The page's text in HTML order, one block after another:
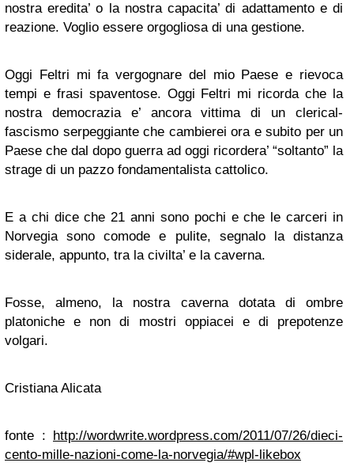
nostra eredita’ o la nostra capacita’ di adattamento e di
reazione. Voglio essere orgogliosa di una gestione.
Oggi Feltri mi fa vergognare del mio Paese e rievoca
tempi e frasi spaventose. Oggi Feltri mi ricorda che la
nostra democrazia e’ ancora vittima di un clerical-
fascismo serpeggiante che cambierei ora e subito per un
Paese che dal dopo guerra ad oggi ricordera’ “soltanto” la
strage di un pazzo fondamentalista cattolico.
E a chi dice che 21 anni sono pochi e che le carceri in
Norvegia sono comode e pulite, segnalo la distanza
siderale, appunto, tra la civilta’ e la caverna.
Fosse, almeno, la nostra caverna dotata di ombre
platoniche e non di mostri oppiacei e di prepotenze
volgari.
Cristiana Alicata
fonte : http://wordwrite.wordpress.com/2011/07/26/dieci-
cento-mille-nazioni-come-la-norvegia/#wpl-likebox